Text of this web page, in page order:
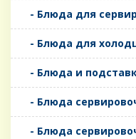
- Блюда для
- Блюда для
- Блюда и
- Блюда
- Блюда